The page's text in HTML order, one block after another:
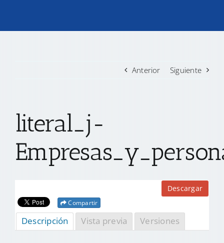
TRANSPARENCIA
CONTACTO
Anterior Siguiente
literal_j-
Descargar
Compartir
Descripción Vista previa Versiones